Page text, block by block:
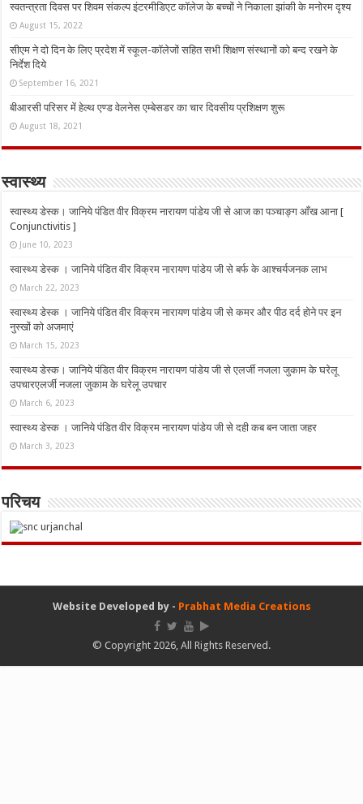
स्वतन्त्रता दिवस पर शिवम संकल्प इंटरमीडिएट कॉलेज के बच्चों ने निकाला झांकी के मनोरम दृश्य
August 15, 2022
सीएम ने दो दिन के लिए प्रदेश में स्कूल-कॉलेजों सहित सभी शिक्षण संस्थानों को बन्द रखने के
निर्देश दिये
September 16, 2021
बीआरसी परिसर में हेल्थ एण्ड वेलनेस एम्बेसडर का चार दिवसीय प्रशिक्षण शुरू
August 18, 2021
स्वास्थ्य
स्वास्थ्य डेस्क। जानिये पंडित वीर विक्रम नारायण पांडेय जी से आज का पञ्चाङ्ग आँख आना [
Conjunctivitis ]
June 10, 2023
स्वास्थ्य डेस्क । जानिये पंडित वीर विक्रम नारायण पांडेय जी से बर्फ के आश्चर्यजनक लाभ
March 22, 2023
स्वास्थ्य डेस्क । जानिये पंडित वीर विक्रम नारायण पांडेय जी से कमर और पीठ दर्द होने पर इन
नुस्‍खों को अजमाएं
March 15, 2023
स्वास्थ्य डेस्क। जानिये पंडित वीर विक्रम नारायण पांडेय जी से एलर्जी नजला जुकाम के घरेलू
उपचारएलर्जी नजला जुकाम के घरेलू उपचार
March 6, 2023
स्वास्थ्य डेस्क । जानिये पंडित वीर विक्रम नारायण पांडेय जी से दही कब बन जाता जहर
March 3, 2023
परिचय
Website Developed by - Prabhat Media Creations
© Copyright 2026, All Rights Reserved.